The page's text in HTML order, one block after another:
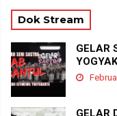
Dok Stream
GELAR
GELAR